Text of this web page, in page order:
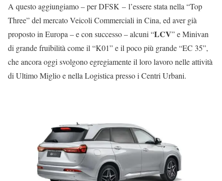
A questo aggiungiamo – per DFSK – l’essere stata nella “Top
Three” del mercato Veicoli Commerciali in Cina, ed aver già
proposto in Europa – e con successo – alcuni “LCV” e Minivan
di grande fruibilità come il “K01” e il poco più grande “EC 35”,
che ancora oggi svolgono egregiamente il loro lavoro nelle attività
di Ultimo Miglio e nella Logistica presso i Centri Urbani.